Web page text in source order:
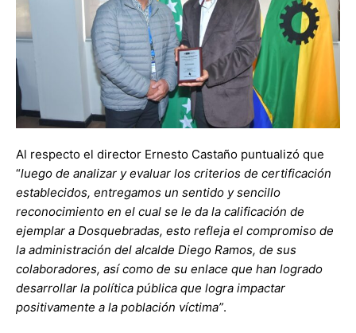
Al respecto el director Ernesto Castaño puntualizó que
“luego de analizar y evaluar los criterios de certificación
establecidos, entregamos un sentido y sencillo
reconocimiento en el cual se le da la calificación de
ejemplar a Dosquebradas, esto refleja el compromiso de
la administración del alcalde Diego Ramos, de sus
colaboradores, así como de su enlace que han logrado
desarrollar la política pública que logra impactar
positivamente a la población víctima”.